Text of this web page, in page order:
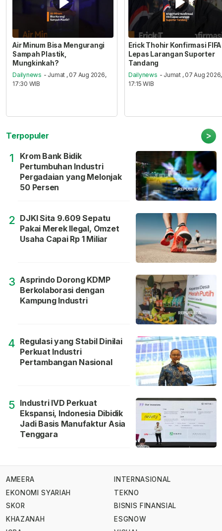
Air Minum Bisa Mengurangi
Sampah Plastik,
Mungkinkah?
Dailynews - Jumat , 07 Aug 2026,
17:30 WIB
Erick Thohir Konfirmasi FIFA
Lepas Larangan Suporter
Tandang
Dailynews - Jumat , 07 Aug 2026,
17:15 WIB
Terpopuler >
1
Krom Bank Bidik
Pertumbuhan Industri
Pergadaian yang Melonjak
50 Persen
2 DJKI Sita 9.609 Sepatu
Pakai Merek Ilegal, Omzet
Usaha Capai Rp 1 Miliar
3 Asprindo Dorong KDMP
Berkolaborasi dengan
Kampung Industri
4 Regulasi yang Stabil Dinilai
Perkuat Industri
Pertambangan Nasional
5 Industri IVD Perkuat
Ekspansi, Indonesia Dibidik
Jadi Basis Manufaktur Asia
Tenggara
AMEERA
EKONOMI SYARIAH
SKOR
KHAZANAH
INTERNASIONAL
TEKNO
BISNIS FINANSIAL
ESGNOW